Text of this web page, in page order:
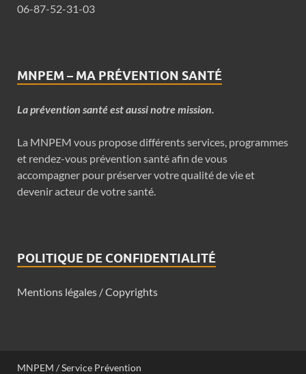
06-87-52-31-03
MNPEM – MA PRÉVENTION SANTÉ
La prévention santé est aussi notre mission.
La MNPEM vous propose différents services, programmes
et rendez-vous prévention santé afin de vous
accompagner pour préserver votre qualité de vie et
devenir acteur de votre santé.
POLITIQUE DE CONFIDENTIALITÉ
Mentions légales / Copyrights
MNPEM / Service Prévention